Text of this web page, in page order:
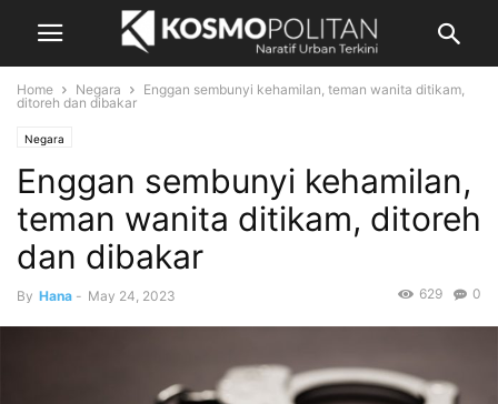
Home Negara
Enggan sembunyi kehamilan, teman wanita ditikam,
ditoreh dan dibakar
Negara
Enggan sembunyi kehamilan,
teman wanita ditikam, ditoreh
dan dibakar
By Hana - May 24, 2023 0
629